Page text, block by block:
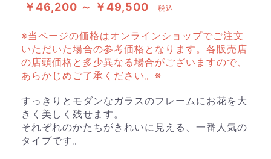
￥46,200 ～ ￥49,500 税込
※当ページの価格はオンラインショップでご注文
いただいた場合の参考価格となります。各販売店
の店頭価格と多少異なる場合がございますので、
あらかじめご了承ください。※
すっきりとモダンなガラスのフレームにお花を大
きく美しく残せます。
それぞれのかたちがきれいに見える、一番人気の
タイプです。